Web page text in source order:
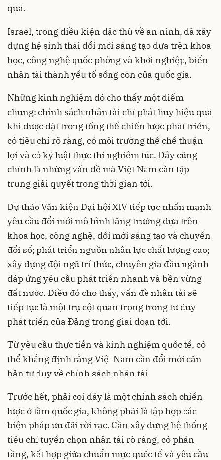
quả.
Israel, trong điều kiện đặc thù về an ninh, đã xây
dựng hệ sinh thái đổi mới sáng tạo dựa trên khoa
học, công nghệ quốc phòng và khởi nghiệp, biến
nhân tài thành yếu tố sống còn của quốc gia.
Những kinh nghiệm đó cho thấy một điểm
chung: chính sách nhân tài chỉ phát huy hiệu quả
khi được đặt trong tổng thể chiến lược phát triển,
có tiêu chí rõ ràng, có môi trường thể chế thuận
lợi và có kỷ luật thực thi nghiêm túc. Đây cũng
chính là những vấn đề mà Việt Nam cần tập
trung giải quyết trong thời gian tới.
Dự thảo Văn kiện Đại hội XIV tiếp tục nhấn mạnh
yêu cầu đổi mới mô hình tăng trưởng dựa trên
khoa học, công nghệ, đổi mới sáng tạo và chuyển
đổi số; phát triển nguồn nhân lực chất lượng cao;
xây dựng đội ngũ trí thức, chuyên gia đầu ngành
đáp ứng yêu cầu phát triển nhanh và bền vững
đất nước. Điều đó cho thấy, vấn đề nhân tài sẽ
tiếp tục là một trụ cột quan trọng trong tư duy
phát triển của Đảng trong giai đoạn tới.
Từ yêu cầu thực tiễn và kinh nghiệm quốc tế, có
thể khẳng định rằng Việt Nam cần đổi mới căn
bản tư duy về chính sách nhân tài.
Trước hết, phải coi đây là một chính sách chiến
lược ở tầm quốc gia, không phải là tập hợp các
biện pháp ưu đãi rời rạc. Cần xây dựng hệ thống
tiêu chí tuyển chọn nhân tài rõ ràng, có phân
tầng, kết hợp giữa chuẩn mực quốc tế và yêu cầu